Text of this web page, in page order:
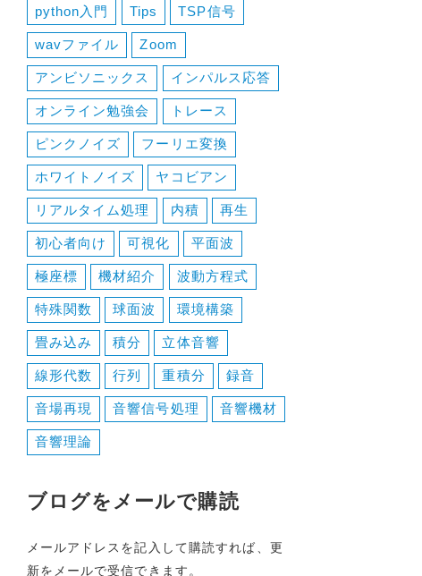
python入門 Tips TSP信号
wavファイル Zoom
アンビソニックス インパルス応答
オンライン勉強会 トレース
ピンクノイズ フーリエ変換
ホワイトノイズ ヤコビアン
リアルタイム処理 内積 再生
初心者向け 可視化 平面波
極座標 機材紹介 波動方程式
特殊関数 球面波 環境構築
畳み込み 積分 立体音響
線形代数 行列 重積分 録音
音場再現 音響信号処理 音響機材
音響理論
ブログをメールで購読
メールアドレスを記入して購読すれば、更
新をメールで受信できます。